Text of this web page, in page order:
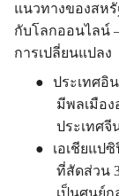
แนวทางของสหรั
กับโลกออนไลน์
การเปลี่ยนแปลง
●
ประเทศอิ
มีพลเมือ
ประเทศจี
●
เอเชียแป
ที่สัดส่วน
เป็นศูนย์ก